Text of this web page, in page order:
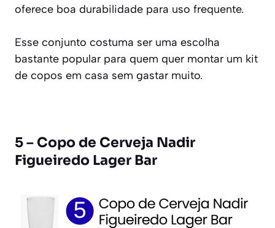
oferece boa durabilidade para uso frequente.
Esse conjunto costuma ser uma escolha
bastante popular para quem quer montar um kit
de copos em casa sem gastar muito.
5 – Copo de Cerveja Nadir
Figueiredo Lager Bar